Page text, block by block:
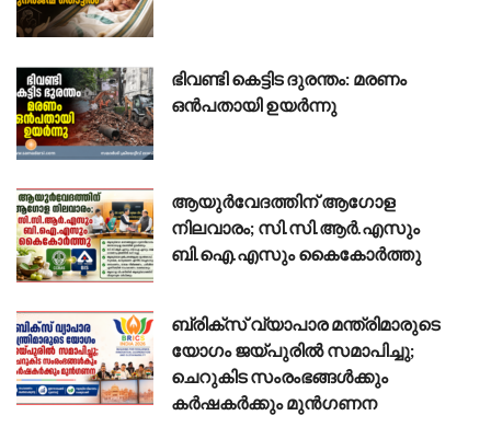
ഭിവണ്ടി കെട്ടിട ദുരന്തം: മരണം
ഒൻപതായി ഉയർന്നു
ആയുർവേദത്തിന് ആഗോള
നിലവാരം; സി.സി.ആർ.എസും
ബി.ഐ.എസും കൈകോർത്തു
ബ്രിക്സ് വ്യാപാര മന്ത്രിമാരുടെ
യോഗം ജയ്പുരിൽ സമാപിച്ചു;
ചെറുകിട സംരംഭങ്ങൾക്കും
കർഷകർക്കും മുൻഗണന